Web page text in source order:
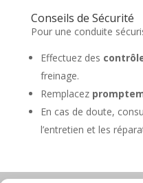
Conseils de Sécurité
Pour une conduite
Effectuez des
freinage.
Remplacez
En cas de doute,
l’entretien et les